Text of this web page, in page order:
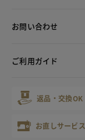
お問い合わせ
ご利用ガイド
返品・交換OK
お直しサービス